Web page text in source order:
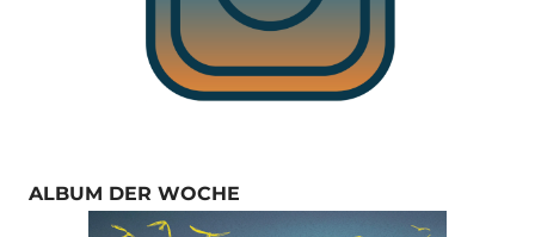
ALBUM DER WOCHE